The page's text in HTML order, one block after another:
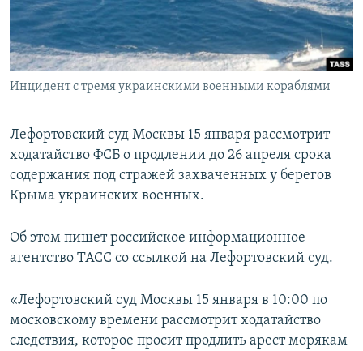
КРЫМ.НЕПОКОРЕННЫЙ
ELIFBE
УКРАИНСКАЯ ПРОБЛЕМА КРЫМА
Все сайты RFE/RL
Инцидент с тремя украинскими военными кораблями
Лефортовский суд Москвы 15 января рассмотрит
ходатайство ФСБ о продлении до 26 апреля срока
содержания под стражей захваченных у берегов
Крыма украинских военных.
Об этом пишет российское информационное
агентство ТАСС со ссылкой на Лефортовский суд.
«Лефортовский суд Москвы 15 января в 10:00 по
московскому времени рассмотрит ходатайство
следствия, которое просит продлить арест морякам